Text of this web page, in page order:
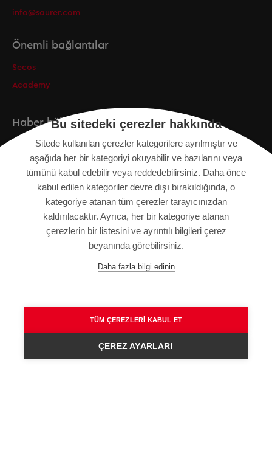
info@saurer.com
Önemli bağlantılar
Secos
Academy
Haber bülteni
SITE HARITASI
VERI KORUMA BILDIRIMI
KULLANIM ŞARTLARI
Bu sitedeki çerezler hakkında
Sitede kullanılan çerezler kategorilere ayrılmıştır ve
aşağıda her bir kategoriyi okuyabilir ve bazılarını veya
tümünü kabul edebilir veya reddedebilirsiniz. Daha önce
kabul edilen kategoriler devre dışı bırakıldığında, o
kategoriye atanan tüm çerezler tarayıcınızdan
kaldırılacaktır. Ayrıca, her bir kategoriye atanan
çerezlerin bir listesini ve ayrıntılı bilgileri çerez
beyanında görebilirsiniz.
Daha fazla bilgi edinin
TÜM ÇEREZLERI KABUL ET
ÇEREZ AYARLARI